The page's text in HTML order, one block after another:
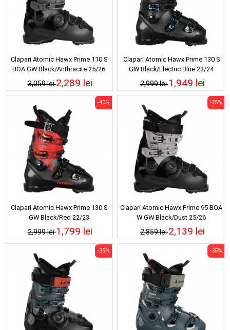
Clapari Atomic Hawx Prime 110 S
BOA GW Black/Anthracite 25/26
3,059 lei2,289 lei
Clapari Atomic Hawx Prime 130 S
GW Black/Electric Blue 23/24
2,999 lei1,949 lei
Clapari Atomic Hawx Prime 130 S
GW Black/Red 22/23
2,999 lei
-40%
1,799 lei
Clapari Atomic Hawx Prime 95 BOA
W GW Black/Dust 25/26
2,859 lei
-25%
2,139 lei
-35% -35%